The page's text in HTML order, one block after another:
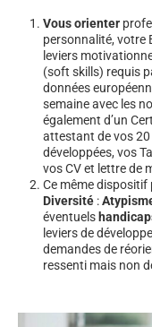
Vous orienter
personnalité, votre
leviers
(soft skills) requis
données
semaine avec les
également d’un
attestant de vos 20
développées, vos
vos CV et lettre de
Ce même dispositif
Diversité :
éventuels
leviers de
demandes de
ressenti mais non